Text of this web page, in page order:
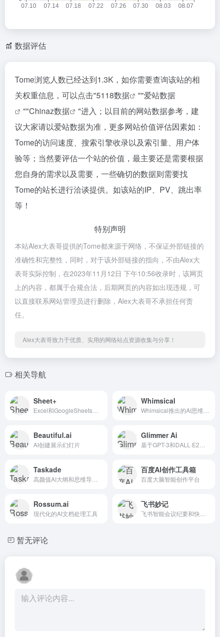
数据评估
Tome浏览人数已经达到1.3K，如你需要查询该站的相
关权重信息，可以点击"5118数据 ""爱站数据
""Chinaz数据
"进入；以目前的网站数据参考，建
议大家请以爱站数据为准，更多网站价值评估因素如：
Tome的访问速度、搜索引擎收录以及索引量、用户体
验等；当然要评估一个站的价值，最主要还是需要根据
您自身的需求以及需要，一些确切的数据则需要找
Tome的站长进行洽谈提供。如该站的IP、PV、跳出率
等！
特别声明
本站Alex大表哥提供的Tome都来源于网络，不保证外部链接的
准确性和完整性，同时，对于该外部链接的指向，不由Alex大
表哥实际控制，在2023年11月12日 下午10:56收录时，该网页
上的内容，都属于合规合法，后期网页的内容如出现违规，可
以直接联系网站管理员进行删除，Alex大表哥不承担任何责
任。
Alex大表哥致力于优质、实用的网络站点资源收集与分享！
相关导航
Sheet+ Whimsical
Beautiful.ai
AI创建展示幻灯片
Glimmer Ai
Taskade 百度AI创作工具箱
百度大脑智能创作平台
Rossum.ai
现代化的AI文档处理工具
飞书妙记
暂无评论